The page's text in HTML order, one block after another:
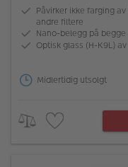
Påvirker ikke farging
andre filtere
Nano-belegg på
Optisk glass (H-K9L)
Midlertidig utsolgt